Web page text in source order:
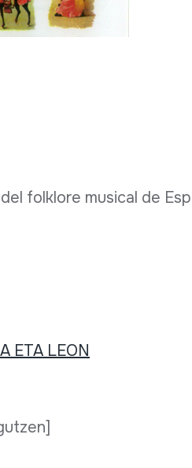
folklore musical de
ETA LEON